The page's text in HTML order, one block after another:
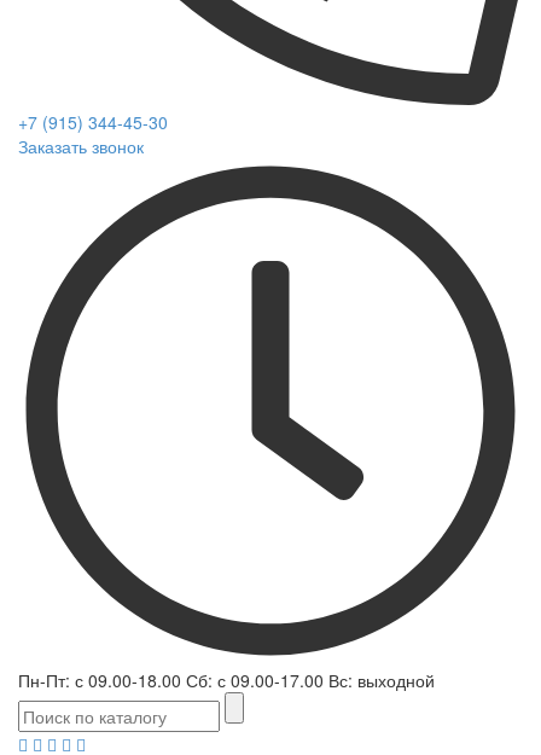
+7 (915) 344-45-30
Заказать звонок
Пн-Пт: с 09.00-18.00 Сб: с 09.00-17.00 Вс: выходной